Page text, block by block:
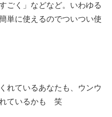
ごく」などなど。いわゆる
単に使えるのでついつい使
れているあなたも、ウンウ
れているかも 笑